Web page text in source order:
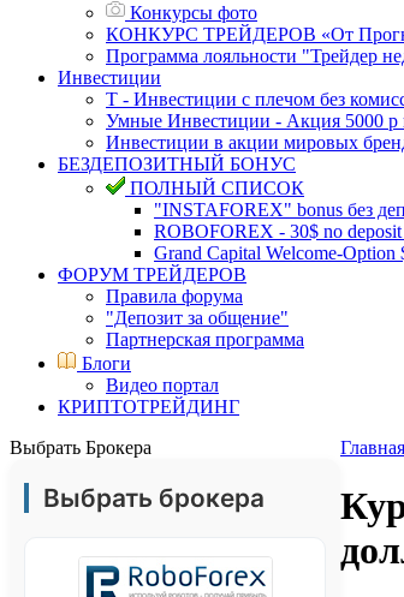
Конкурсы фото
КОНКУРС ТРЕЙДЕРОВ «От
Программа лояльности "Трейдер
Инвестиции
Т - Инвестиции с плечом без
Умные Инвестиции - Акция 5000 р
Инвестиции в акции мировых
БЕЗДЕПОЗИТНЫЙ БОНУС
ПОЛНЫЙ СПИСОК
"INSTAFOREX" bonus без
ROBOFOREX - 30$ no deposit
Grand Capital Welcome-Option
ФОРУМ ТРЕЙДЕРОВ
Правила форума
"Депозит за общение"
Партнерская программа
Блоги
Видео портал
КРИПТОТРЕЙДИНГ
Выбрать Брокера
Выбрать брокера
Главная